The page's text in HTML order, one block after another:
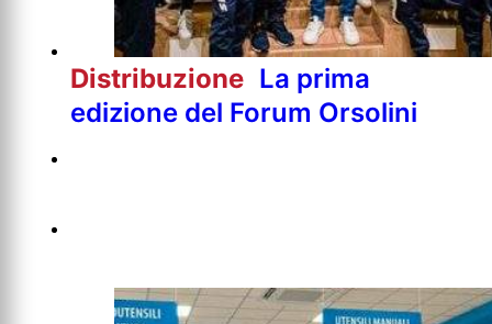
Distribuzione La prima
edizione del Forum Orsolini